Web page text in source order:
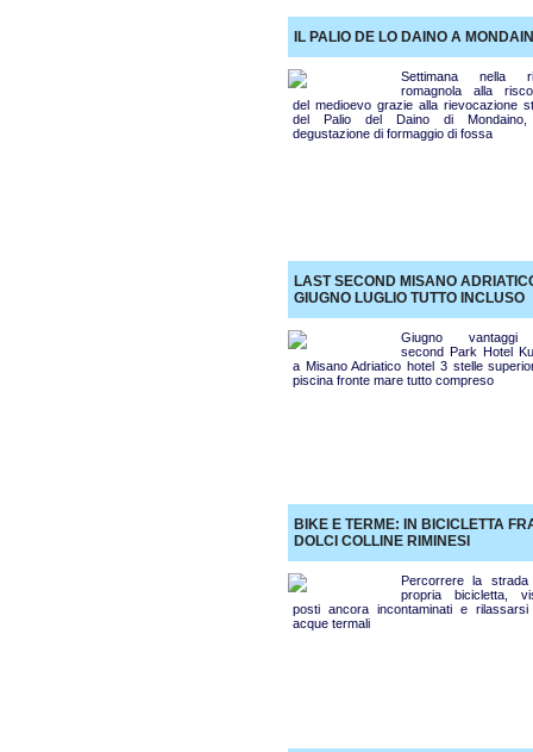
IL PALIO DE LO DAINO A
Settimana nella
romagnola alla
del medioevo grazie alla rievocazione
del Palio del Daino di
degustazione di formaggio di fossa
LAST SECOND MISANO
GIUGNO LUGLIO TUTTO INCLUSO
Giugno vantaggi
second Park Hotel
a Misano Adriatico hotel 3 stelle
piscina fronte mare tutto compreso
BIKE E TERME: IN BICICLETTA
DOLCI COLLINE RIMINESI
Percorrere la strada
propria bicicletta,
posti ancora incontaminati e rilassarsi
acque termali